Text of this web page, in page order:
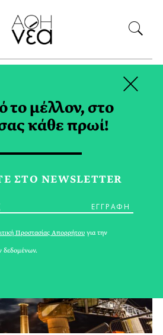
το μέλλον, στο
κάθε πρωί!
ΣΤΟ NEWSLETTER
Προστασίας Απορρήτου για την
δεδομένων.
×